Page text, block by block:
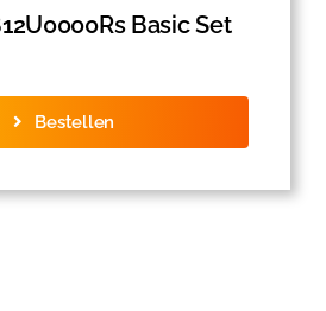
Basic Set
Bestellen